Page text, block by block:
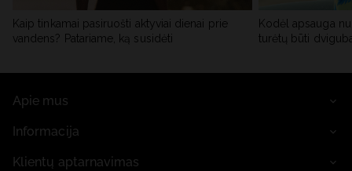
Kaip tinkamai pasiruošti aktyviai dienai prie
vandens? Patariame, ką susidėti
Kodėl apsauga
turėtų būti
Apie mus
Informacija
Klientų aptarnavimas